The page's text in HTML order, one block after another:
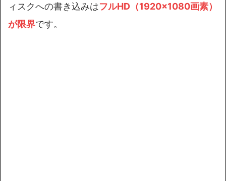
ィスクへの書き込みはフルHD（1920×1080画素）
が限界です。